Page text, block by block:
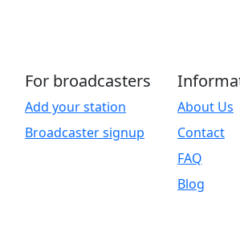
For broadcasters
Add your station
Broadcaster signup
About Us
Contact
FAQ
Blog